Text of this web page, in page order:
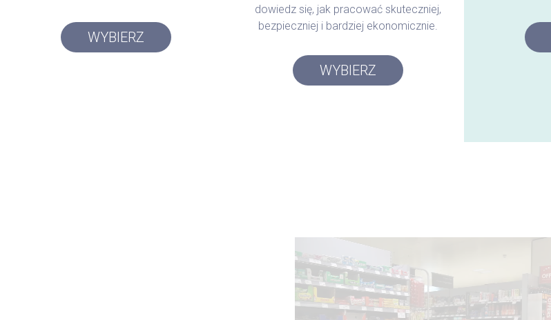
WYBIERZ
dowiedz się, jak pracować skuteczniej,
bezpieczniej i bardziej ekonomicznie.
WYBIERZ